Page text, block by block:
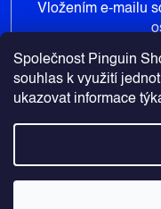
Společnost Pinguin
souhlas k využití
ukazovat informace
Vložením e-mailu